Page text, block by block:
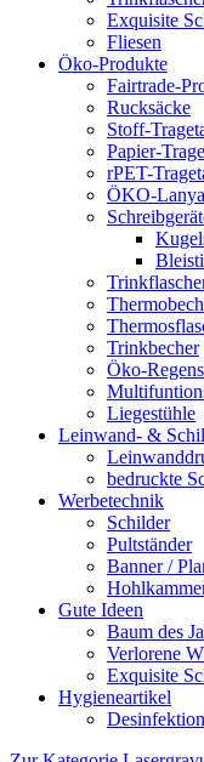
Exquisite
Fliesen
Öko-Produkte
Fairtrade-
Rucksäcke
Stoff-
Papier-
rPET-
ÖKO-
Trinkbecher
Öko-
Liegestühle
Leinwand- &
bedruckte
Werbetechnik
Schilder
Pultständer
Banner /
Gute Ideen
Baum des
Verlorene
Exquisite
Hygieneartikel